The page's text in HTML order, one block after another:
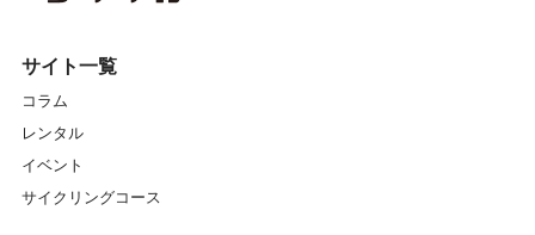
サイト一覧
コラム
レンタル
イベント
サイクリングコース